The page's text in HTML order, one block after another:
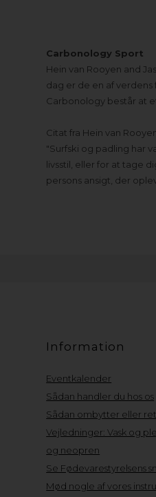
Carbonology Sport
Hein van Rooyen and
dag er de en af
Carbonology består at
Citat fra Hein van
"Surfski og padling har
livsstil, eller for at tage
persons ansigt, der
Information
Eventkalender
Sådan handler du hos os
Sådan ombytter eller
Vejledninger: Vask og
og neopren
Se Fødevarestyrelsens
Mød nogle af vores